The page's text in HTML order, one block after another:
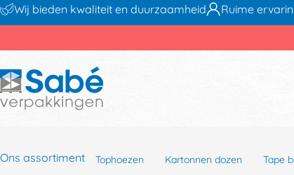
Wij bieden kwaliteit en duurzaamheid Ruime
Ons assortiment Tophoezen Kartonnen dozen Tape